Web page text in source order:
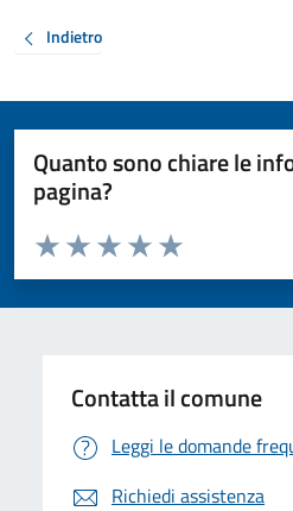
Indietro
Quanto sono chiare le
pagina?
Valuta da 1 a 5 stelle la pagina
Valuta 5 stelle
Valuta 4 stelle su 5
Valuta 3 stelle su 5
Valuta 2 stelle su 5
Valuta 1 stelle su 5
Contatta il comune
Leggi le domande
Richiedi assistenza